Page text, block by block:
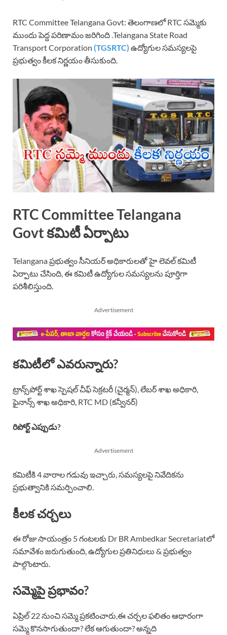
RTC Committee Telangana Govt: తెలంగాణలో RTC సమ్మెకు
ముందు పెద్ద పరిణామం జరిగింది .Telangana State Road
Transport Corporation (TGSRTC) ఉద్యోగుల సమస్యలపై
ప్రభుత్వం కీలక నిర్ణయం తీసుకుంది.
RTC Committee Telangana
Govt కమిటీ ఏర్పాటు
Telangana ప్రభుత్వం సీనియర్ అధికారులతో హై లెవల్ కమిటీ
ఏర్పాటు చేసింది, ఈ కమిటీ ఉద్యోగుల సమస్యలను పూర్తిగా
పరిశీలిస్తుంది.
Advertisement
కమిటీలో ఎవరున్నారు?
ట్రాన్స్‌పోర్ట్ శాఖ స్పెషల్ చీఫ్ సెక్రటరీ (చైర్మన్), లేబర్ శాఖ అధికారి,
ఫైనాన్స్ శాఖ అధికారి, RTC MD (కన్వీనర్)
రిపోర్ట్ ఎప్పుడు?
Advertisement
కమిటీకి 4 వారాల గడువు ఇచ్చారు, సమస్యలపై నివేదికను
ప్రభుత్వానికి సమర్పించాలి.
కీలక చర్చలు
ఈ రోజు సాయంత్రం 5 గంటలకు Dr BR Ambedkar Secretariatలో
సమావేశం జరుగుతుంది, ఉద్యోగుల ప్రతినిధులు & ప్రభుత్వం
పాల్గొంటారు.
సమ్మెపై ప్రభావం?
ఏప్రిల్ 22 నుంచి సమ్మె ప్రకటించారు,ఈ చర్చల ఫలితం ఆధారంగా
సమ్మె కొనసాగుతుందా? లేక ఆగుతుందా? అన్నది